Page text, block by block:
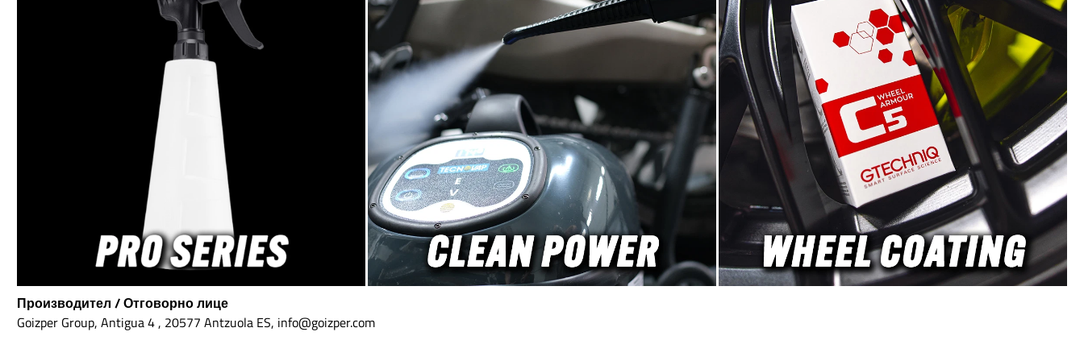
батерии.Връщането е безплатно на
общински пунктове или в търговски
антистатични! Перфектната
защитна ръкавица за детайлинг:
Grippaz Nitril без пудра, без латекс,
антистатични След като от средата
на 2022 г. стана ясно, че
ръкавиците от нитрил отново ще
бъдат налични на "нормални" цени,
започнахме с обширни тестове.
Акцентите бяха върху
издръжливост, химически
необходима устойчивост, ефект
против изпотяване и приятна
повърхност. В добра памет ни бяха
предиCovid ръкавиците "Black
Mamba", които според нашите
тестове вече не постигат
предишното качество. По
случайност попаднахме на Grippaz
в чужбина, които не само имат
интересен външен вид, но също
се усещат приятно: те са плътно
прилепнали, изключително
допълнителни ползи.Златен
стандарт за приготвяне на Slip
Solutions за PPF защитно
фолиоОригинален Johnson´s
BabyshampooИкономична бутилка
750 мл с дозираща помпаОбичайно
дозиране 10 мл на 1 литър водаpH
неутрален - щадящ
материалитеКато официален
дистрибутор на Profilm за Германия
и Австрия предлагаме този продукт
за бързо снабдяване на нашите
клиенти. Оригиналният Johnson´s
Babyshampoo е рядко срещан в
дрогерийните магазини в
Германия/Австрия поради
доминацията на други марки. При
изчерпване на запасите времето за
доставка може да бъде
непредсказуемо, но нашата бърза
Производител / Отговорно лице
Goizper Group, Antigua 4 , 20577 Antzuola ES, info@goizper.com